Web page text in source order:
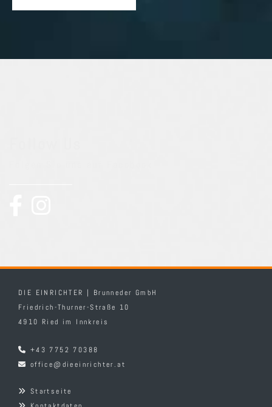
DIE EINRICHTER | Brunneder GmbH
Friedrich-Thurner-Straße 10
4910 Ried im Innkreis
 +43 7752 70388
 office@dieeinrichter.at
 Startseite